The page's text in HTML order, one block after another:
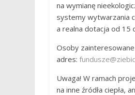
na wymianę
systemy wytwarzania
a realna dotacja od 15
Osoby
adres:
Uwaga! W ramach
na inne źródła ciepła,